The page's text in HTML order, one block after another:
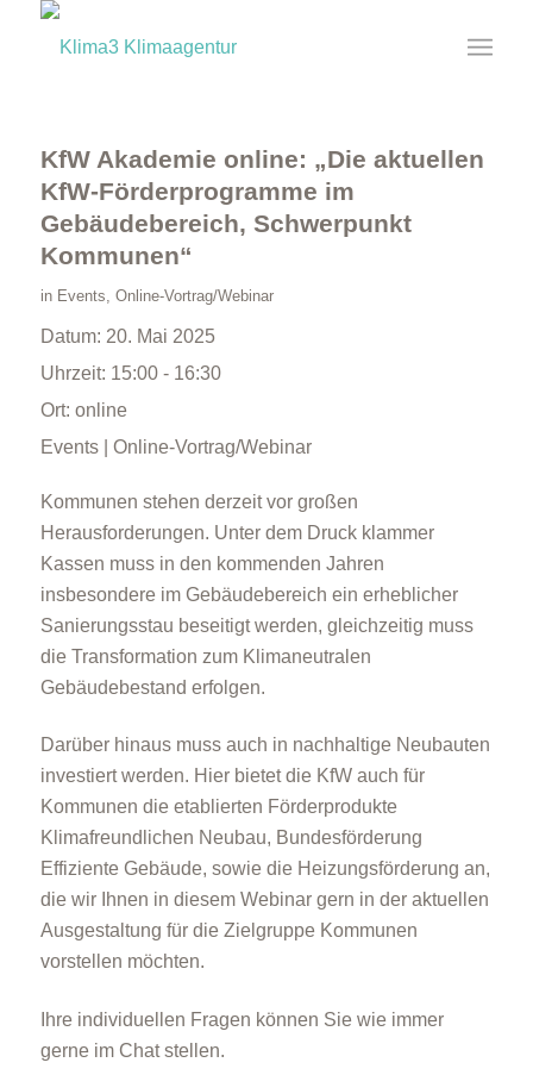
KfW Akademie online: „Die aktuellen
KfW-Förderprogramme im
Gebäudebereich, Schwerpunkt
Kommunen“
in Events, Online-Vortrag/Webinar
Datum: 20. Mai 2025
Uhrzeit: 15:00 - 16:30
Ort: online
Events | Online-Vortrag/Webinar
Kommunen stehen derzeit vor großen
Herausforderungen. Unter dem Druck klammer
Kassen muss in den kommenden Jahren
insbesondere im Gebäudebereich ein erheblicher
Sanierungsstau beseitigt werden, gleichzeitig muss
die Transformation zum Klimaneutralen
Gebäudebestand erfolgen.
Darüber hinaus muss auch in nachhaltige Neubauten
investiert werden. Hier bietet die KfW auch für
Kommunen die etablierten Förderprodukte
Klimafreundlichen Neubau, Bundesförderung
Effiziente Gebäude, sowie die Heizungsförderung an,
die wir Ihnen in diesem Webinar gern in der aktuellen
Ausgestaltung für die Zielgruppe Kommunen
vorstellen möchten.
Ihre individuellen Fragen können Sie wie immer
gerne im Chat stellen.